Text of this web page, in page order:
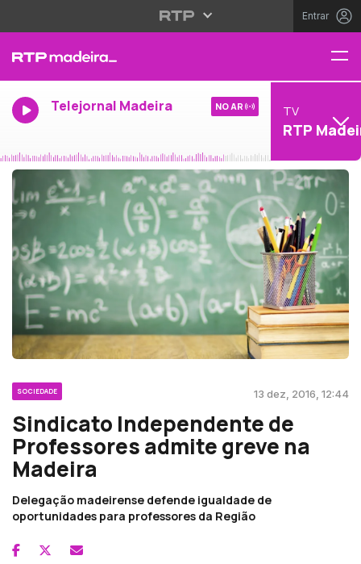
Entrar
Telejornal Madeira NO AR TV
RTP
SOCIEDADE 13 dez, 2016, 12:44
Sindicato Independente de
Professores admite greve na
Madeira
Delegação madeirense defende igualdade de
oportunidades para professores da Região